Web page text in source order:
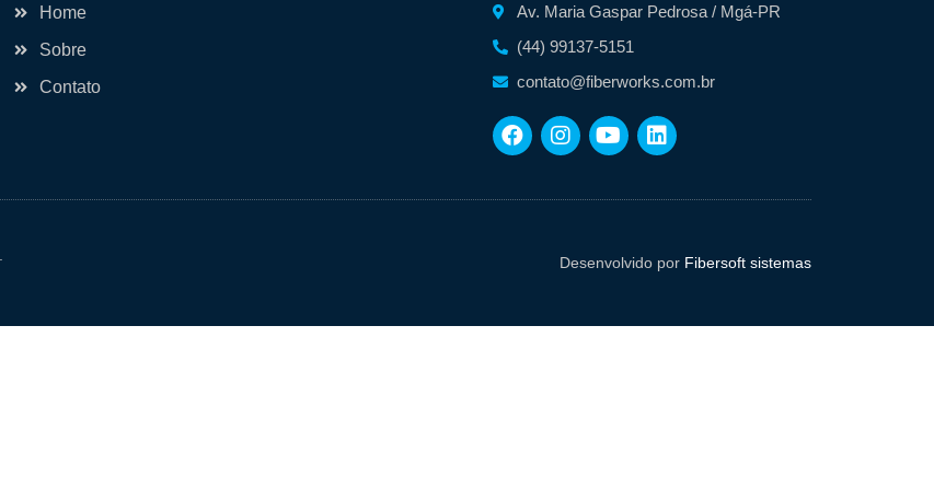
Home
Sobre
Contato
Av. Maria Gaspar Pedrosa / Mgá-PR
(44) 99137-5151
contato@fiberworks.com.br
Desenvolvido por Fibersoft sistemas